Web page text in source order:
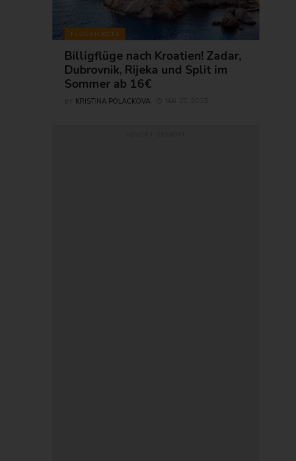
FLUGTICKETS
Billigflüge nach Kroatien! Zadar,
Dubrovnik, Rijeka und Split im
Sommer ab 16€
KRISTINA POLACKOVA